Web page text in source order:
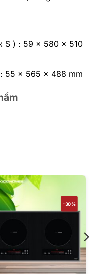
S ) : 59 x 580 x 510
55 x 565 x 488 mm
-30%